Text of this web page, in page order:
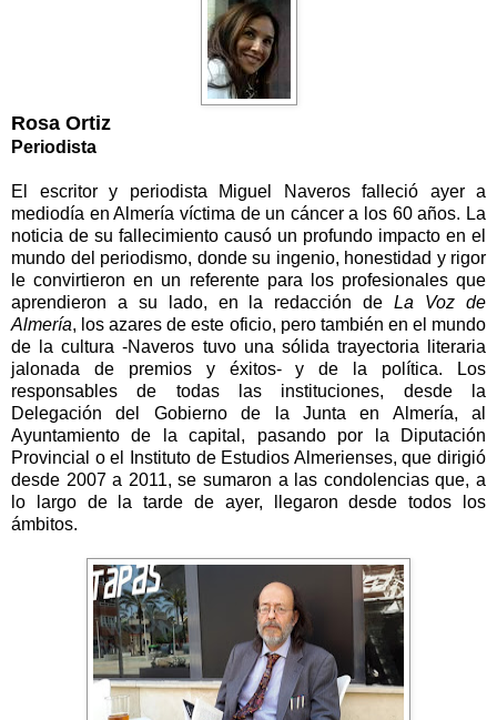
Rosa Ortiz
Periodista
El escritor y periodista Miguel Naveros falleció ayer a
mediodía en Almería víctima de un cáncer a los 60 años. La
noticia de su fallecimiento causó un profundo impacto en el
mundo del periodismo, donde su ingenio, honestidad y rigor
le convirtieron en un referente para los profesionales que
aprendieron a su lado, en la redacción de La Voz de
Almería, los azares de este oficio, pero también en el mundo
de la cultura -Naveros tuvo una sólida trayectoria literaria
jalonada de premios y éxitos- y de la política. Los
responsables de todas las instituciones, desde la
Delegación del Gobierno de la Junta en Almería, al
Ayuntamiento de la capital, pasando por la Diputación
Provincial o el Instituto de Estudios Almerienses, que dirigió
desde 2007 a 2011, se sumaron a las condolencias que, a
lo largo de la tarde de ayer, llegaron desde todos los
ámbitos.